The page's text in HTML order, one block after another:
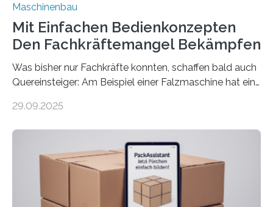
Maschinenbau
Mit Einfachen Bedienkonzepten
Den Fachkräftemangel Bekämpfen
Was bisher nur Fachkräfte konnten, schaffen bald auch
Quereinsteiger: Am Beispiel einer Falzmaschine hat ein
Mensch-Maschine-Schnittstelle so sehr vereinfacht,
Die zugrunde liegende Methodik lässt sich auf alle
anderen Maschinen übertragen. Eine Falzmaschine
umzurüsten ist ein Job für echte Profis. Eine solche
Maschine faltet in Druckereien Broschüren, Prospekte,
Landkarten und vieles mehr – mehrere Zehntausend
29.09.2025